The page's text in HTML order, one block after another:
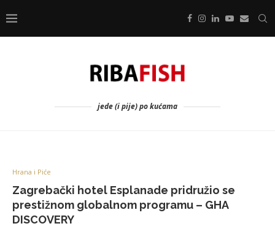
jede (i pije) po kućama
Hrana i Piće
Zagrebački hotel Esplanade pridružio se
prestižnom globalnom programu – GHA
DISCOVERY